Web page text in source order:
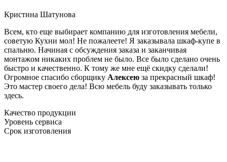
Кристина Шатунова
Всем, кто еще выбирает компанию для изготовления мебели,
советую Кухни мол! Не пожалеете! Я заказывала шкаф-купе в
спальню. Начиная с обсуждения заказа и заканчивая
монтажом никаких проблем не было. Все было сделано очень
быстро и качественно. К тому же мне ещё скидку сделали!
Огромное спасибо сборщику Алексею за прекрасный шкаф!
Это мастер своего дела! Всю мебель буду заказывать только
здесь.
Качество продукции
Уровень сервиса
Срок изготовления